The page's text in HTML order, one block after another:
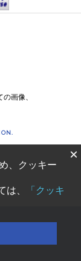
画像、
×
、クッキー
は、
「クッキ